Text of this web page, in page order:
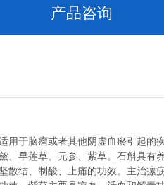
产品咨询
于脑瘤或者其他阴虚血瘀引起的疾
、早莲草、元参、紫草。石斛具
散结、制酸、止痛的功效。主治